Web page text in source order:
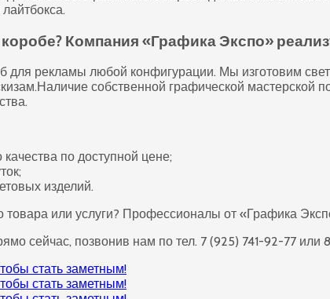
Компания «Графика Экспо»
для рекламы любой конфигурации. Мы изготовим
собственной графической мастерской
по доступной цене;
изделий.
товара или услуги? Профессионалы от «Графика
сейчас, позвонив нам по тел. 7 (925) 741-92-77 или